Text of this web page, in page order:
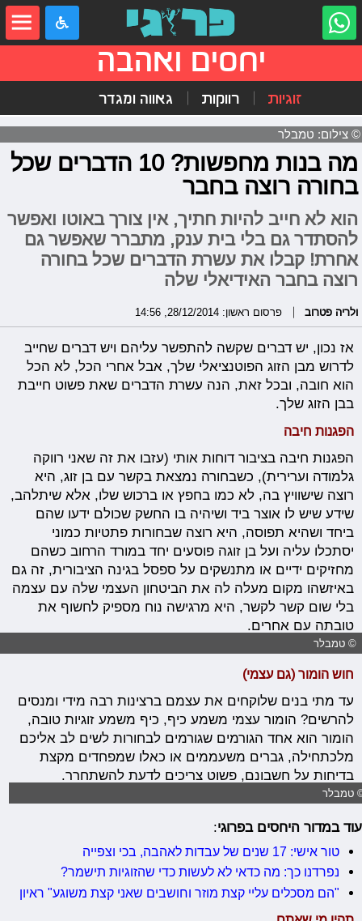
יחסים ואהבה
זוגיות רווקות גאווה ומגדר
© צילום: טמבלר
מה בנות מחפשות? 10 הדברים שכל
בחורה רוצה בחבר
הוא לא חייב להיות חתיך, אין צורך באוטו ואפשר
להסתדר גם בלי בית ענק, מתברר שאפשר גם
אחרת! קבלו את עשרת הדברים שכל בחורה
רוצה בחבר האידיאלי שלה
ולריה פטרוב פרסום ראשון: 28/12/2014, 14:56
אז נכון, יש דברים שקשה להתפשר עליהם ויש דברים שחייב
לדרוש מבן הזוג הפוטנציאלי שלך, אבל אחרי הכל, לא הכל
הוא חובה, ובכל זאת, הנה עשרת הדברים שאת פשוט חייבת
בבן הזוג שלך.
הפגנות חיבה
הפגנות חיבה בציבור דוחות אותי (עזבו את זה שאני רווקה
גלמודה וערירית), כשבחורה נמצאת בקשר עם בן זוג, היא
רוצה שישוויץ בה, לא כמו בחפץ או ברכוש שלו, אלא שיתלהב,
שידע שיש לו אוצר ביד ושיהיה בו החשק שכולם ידעו שהם
ביחד ושהיא תפוסה, היא רוצה שבחורות פתטיות כמוני
יסתכלו עליה ועל בן זוגה פוסעים יחד במורד הרחוב כשהם
מחזיקים ידיים או מתנשקים על ספסל בגינה הציבורית, זה גם
באיזשהו מקום מעלה לה את הביטחון העצמי שלה עם עצמה
בלי שום קשר לקשר, היא מרגישה נוח מספיק לחשוף את
טובתה עם אחרים.
© טמבלר
חוש הומור (גם עצמי)
עד מתי בנים שלוקחים את עצמם ברצינות רבה מידי ומנסים
להרשים? הומור עצמי משמע כיף, כיף משמע זוגיות טובה,
הומור הוא אחד הגורמים שגורמים לבחורות לשים לב אליכם
מלכתחילה, גברים משעממים או כאלו שמפחדים מקצת
בדיחות על חשבונם, פשוט צריכים לדעת להשתחרר.
טמבלר
עוד במדור היחסים בפרוגי:
טור אישי: 17 שנים של עבדות לאהבה, בכי וצפייה
נפרדנו כך: מה כדאי לא לעשות כדי שהזוגיות תישמר?
"הם מסכלים עליי קצת מוזר וחושבים שאני קצת משוגע" ראיון